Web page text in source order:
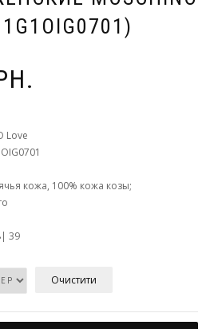
100% кожа козы;
39
Очистити